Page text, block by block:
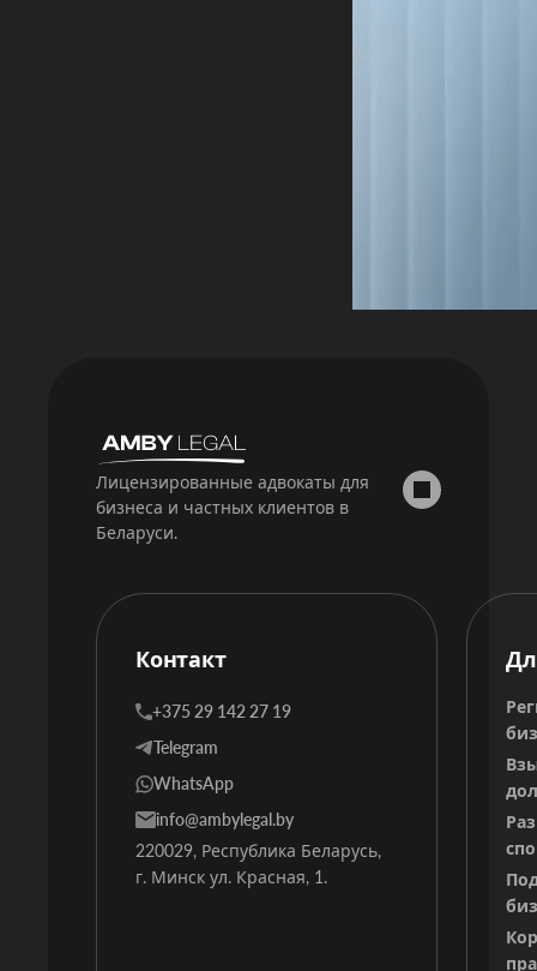
Лицензированные адвокаты для
бизнеса и частных клиентов в
Беларуси.
Контакт
+375 29 142 27 19
Telegram
WhatsApp
info@ambylegal.by
220029, Республика Беларусь,
г. Минск ул. Красная, 1.